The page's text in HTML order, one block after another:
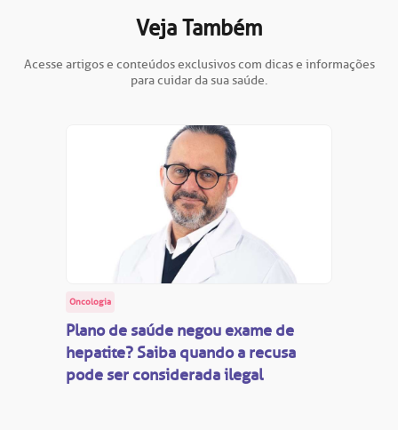
Veja Também
Acesse artigos e conteúdos exclusivos com dicas e informações
para cuidar da sua saúde.
Oncologia
Plano de saúde negou exame de
hepatite? Saiba quando a recusa
pode ser considerada ilegal